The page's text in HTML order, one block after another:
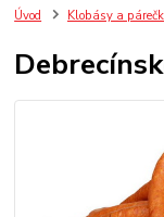
Úvod Klobásy a